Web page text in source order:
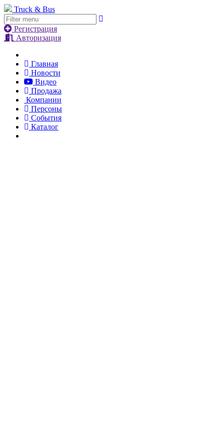
Truck & Bus
Регистрация
Авторизация
Главная
Новости
Видео
Продажа
Компании
Персоны
События
Каталог